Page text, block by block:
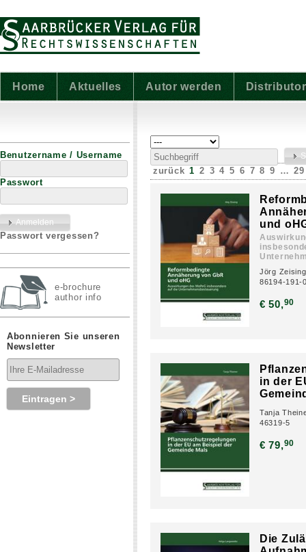
Home Aktuelles Autor werden
Benutzername / Username
Passwort
Passwort vergessen?
e-brochure
author info
Abonnieren Sie unseren
Newsletter
zurück 1 2 3 4 5 6 7 8 9 … 29
und
Jörg
86194-191-
€ 50,90
in der
Tanja
46319-5
€ 79,90
Die